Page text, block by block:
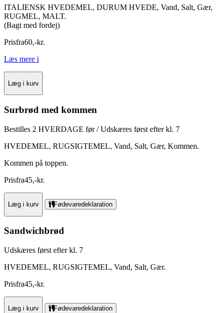
ITALIENSK HVEDEMEL, DURUM HVEDE, Vand, Salt, Gær,
RUGMEL, MALT.
(Bagt med fordej)
Prisfra60,-kr.
Læs mere i
Læg i kurv
Surbrød med kommen
Bestilles 2 HVERDAGE før / Udskæres først efter kl. 7
HVEDEMEL, RUGSIGTEMEL, Vand, Salt, Gær, Kommen.
Kommen på toppen.
Prisfra45,-kr.
Læg i kurv Fødevaredeklaration
Sandwichbrød
Udskæres først efter kl. 7
HVEDEMEL, RUGSIGTEMEL, Vand, Salt, Gær.
Prisfra45,-kr.
Læg i kurv Fødevaredeklaration